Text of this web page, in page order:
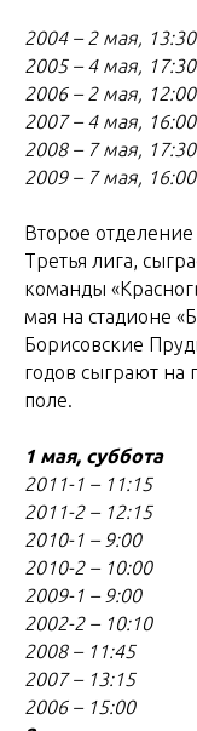
2004 – 2 мая, 13:30
2005 – 4 мая, 17:30
2006 – 2 мая, 12:00
2007 – 4 мая, 16:00
2008 – 7 мая, 17:30
2009 – 7 мая, 16:00
Второе
Третья лига,
команды
мая на стадионе
Борисовские
годов сыграют на
поле.
1 мая, суббота
2011-1 – 11:15
2011-2 – 12:15
2010-1 – 9:00
2010-2 – 10:00
2009-1 – 9:00
2002-2 – 10:10
2008 – 11:45
2007 – 13:15
2006 – 15:00